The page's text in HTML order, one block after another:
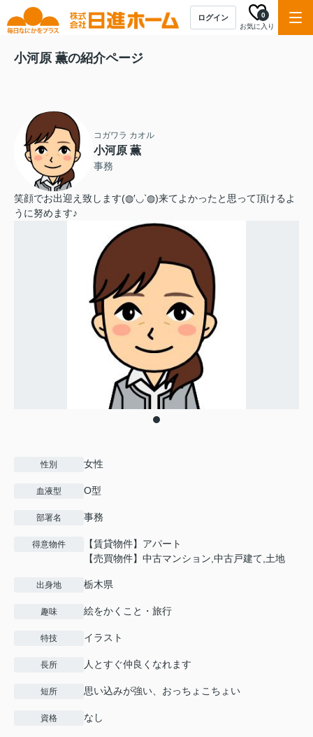
ログイン
お気に入り
0
小河原 薫の紹介ページ
コガワラ カオル
小河原 薫
事務
笑顔でお出迎え致します(◍′◡‵◍)来てよかったと思って頂けるよ
うに努めます♪
性別 女性
血液型 O型
部署名 事務
得意物件
【賃貸物件】アパート
【売買物件】中古マンション,中古戸建て,土地
出身地 栃木県
趣味 絵をかくこと・旅行
特技 イラスト
長所 人とすぐ仲良くなれます
短所 思い込みが強い、おっちょこちょい
資格 なし